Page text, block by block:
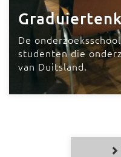
De
studenten die
van Duitsland.